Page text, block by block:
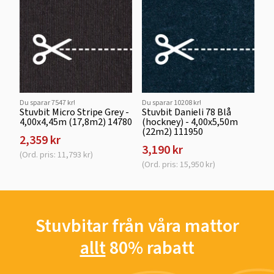
Du sparar 7547 kr!
Stuvbit Micro Stripe Grey -
4,00x4,45m (17,8m2) 14780
2,359 kr
(Ord. pris: 11,793 kr)
Du sparar 10208 kr!
Stuvbit Danieli 78 Blå
(hockney) - 4,00x5,50m
(22m2) 111950
3,190 kr
(Ord. pris: 15,950 kr)
Stuvbitar från våra mattor
allt80% rabatt